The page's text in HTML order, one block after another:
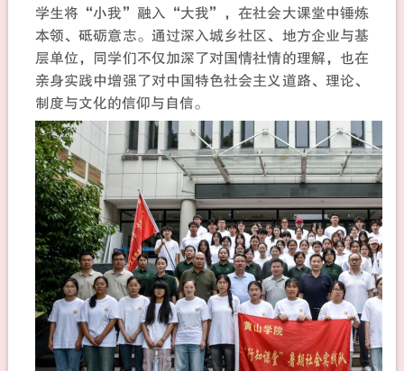
学生将“小我”融入“大我”，在社会大课堂中锤炼
本领、砥砺意志。通过深入城乡社区、地方企业与基
层单位，同学们不仅加深了对国情社情的理解，也在
亲身实践中增强了对中国特色社会主义道路、理论、
制度与文化的信仰与自信。